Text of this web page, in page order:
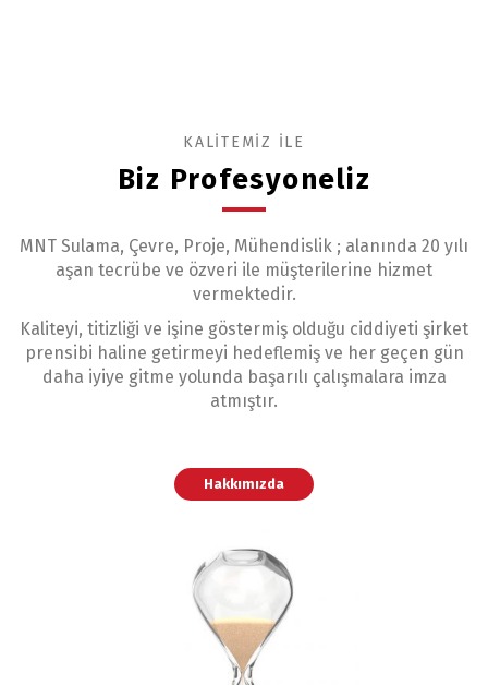
KALİTEMİZ İLE
Biz Profesyoneliz
MNT Sulama, Çevre, Proje, Mühendislik ; alanında 20 yılı
aşan tecrübe ve özveri ile müşterilerine hizmet
vermektedir.
Kaliteyi, titizliği ve işine göstermiş olduğu ciddiyeti şirket
prensibi haline getirmeyi hedeflemiş ve her geçen gün
daha iyiye gitme yolunda başarılı çalışmalara imza
atmıştır.
Hakkımızda